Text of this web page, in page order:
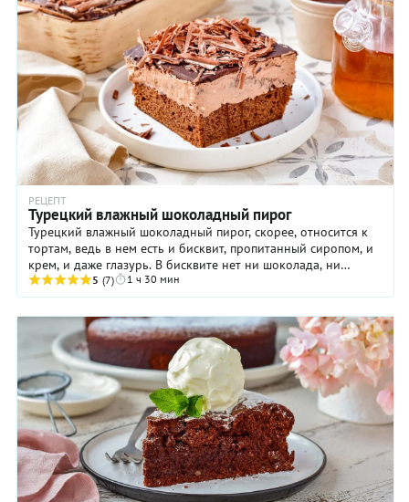
РЕЦЕПТ
Турецкий влажный шоколадный пирог
Турецкий влажный шоколадный пирог, скорее, относится к
тортам, ведь в нем есть и бисквит, пропитанный сиропом, и
крем, и даже глазурь. В бисквите нет ни шоколада, ни
сливочного масла, но растительное ...
5 (7) 1 ч 30 мин